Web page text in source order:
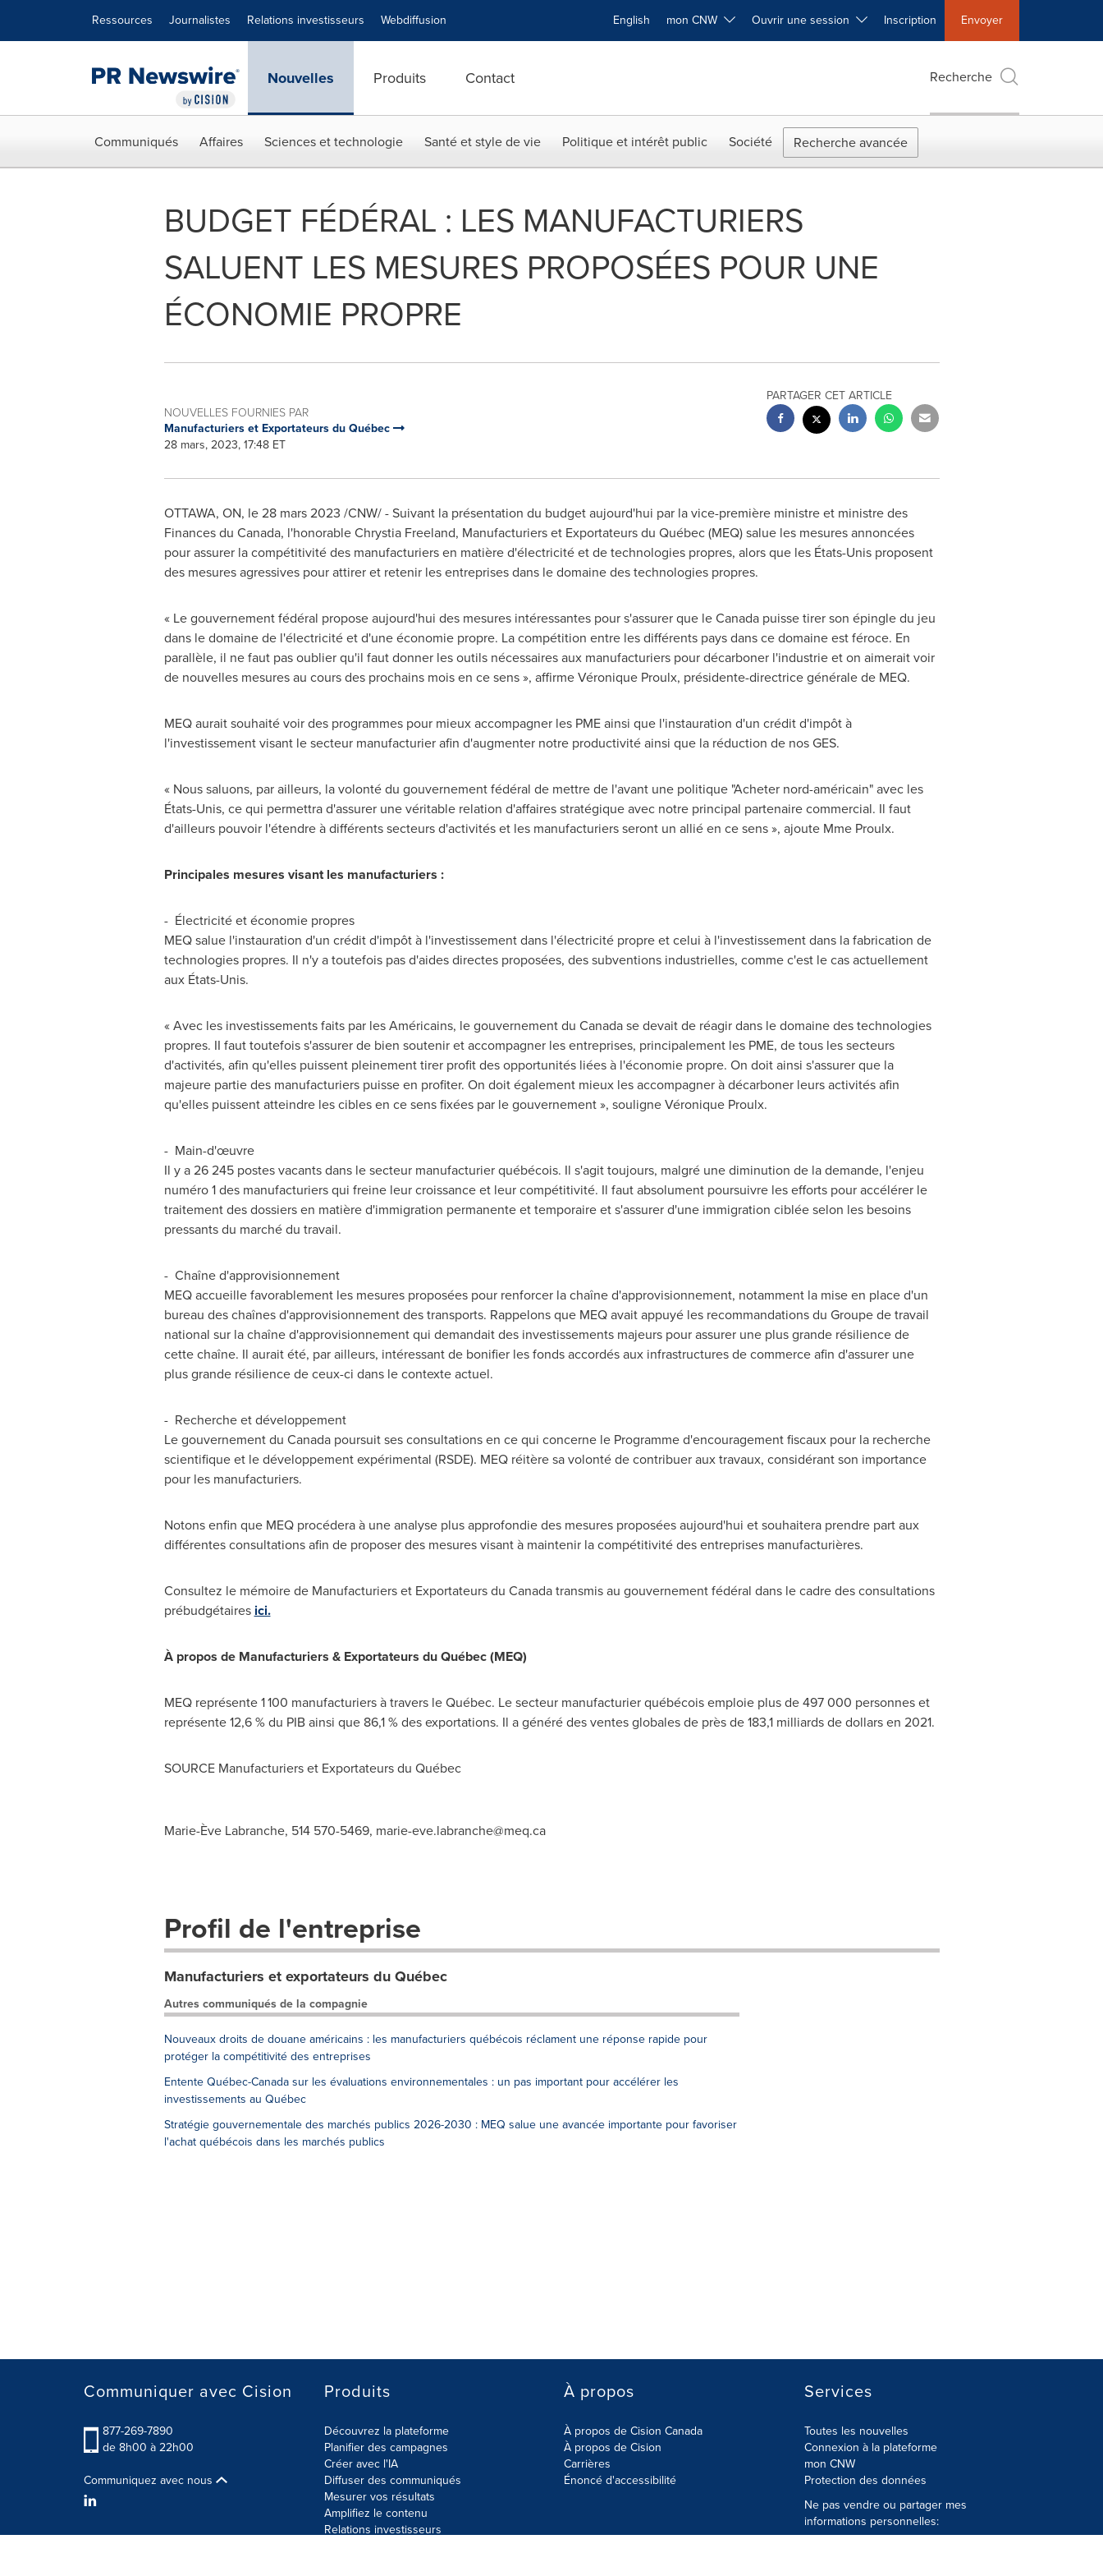
Ressources Journalistes Relations investisseurs Webdiffusion English mon CNW Ouvrir une session Inscription Envoyer
Nouvelles Produits Contact Recherche
Communiqués Affaires Sciences et technologie Santé et style de vie Politique et intérêt public Société Recherche avancée
BUDGET FÉDÉRAL : LES MANUFACTURIERS
SALUENT LES MESURES PROPOSÉES POUR UNE
ÉCONOMIE PROPRE
NOUVELLES FOURNIES PAR
Manufacturiers et Exportateurs du Québec
28 mars, 2023, 17:48 ET
PARTAGER CET ARTICLE
OTTAWA, ON, le 28 mars 2023 /CNW/ - Suivant la présentation du budget aujourd'hui par la vice-première ministre et ministre des
Finances du Canada, l'honorableChrystia Freeland, Manufacturiers et Exportateurs du Québec (MEQ) salue les mesures annoncées
pour assurer la compétitivité des manufacturiers en matière d'électricité et de technologies propres, alors que les États-Unis proposent
des mesures agressives pour attirer et retenir les entreprises dans le domaine des technologies propres.
« Le gouvernement fédéral propose aujourd'hui des mesures intéressantes pour s'assurer que leCanadapuisse tirer son épingle du jeu
dans le domaine de l'électricité et d'une économie propre. La compétition entre les différents pays dans ce domaine est féroce. En
parallèle, il ne faut pas oublier qu'il faut donner les outils nécessaires aux manufacturiers pour décarboner l'industrie et on aimerait voir
de nouvelles mesures au cours des prochains mois en ce sens », affirme Véronique Proulx, présidente-directrice générale de MEQ.
MEQ aurait souhaité voir des programmes pour mieux accompagner les PME ainsi que l'instauration d'un crédit d'impôt à
l'investissement visant le secteur manufacturier afin d'augmenter notre productivité ainsi que la réduction de nos GES.
« Nous saluons, par ailleurs, la volonté du gouvernement fédéral de mettre de l'avant une politique "Acheter nord-américain" avec les
États-Unis, ce qui permettra d'assurer une véritable relation d'affaires stratégique avec notre principal partenaire commercial. Il faut
d'ailleurs pouvoir l'étendre à différents secteurs d'activités et les manufacturiers seront un allié en ce sens », ajoute Mme Proulx.
Principales mesures visant les manufacturiers :
- Électricité et économie propres
MEQ salue l'instauration d'un crédit d'impôt à l'investissement dans l'électricité propre et celui à l'investissement dans la fabrication de
technologies propres. Il n'y a toutefois pas d'aides directes proposées, des subventions industrielles, comme c'est le cas actuellement
aux États-Unis.
« Avec les investissements faits par les Américains, le gouvernement du Canadase devait de réagir dans le domaine des technologies
propres. II faut toutefois s'assurer de bien soutenir et accompagner les entreprises, principalement les PME, de tous les secteurs
d'activités, afin qu'elles puissent pleinement tirer profit des opportunités liées à l'économie propre. On doit ainsi s'assurer que la
majeure partie des manufacturiers puisse en profiter. On doit également mieux les accompagner à décarboner leurs activités afin
qu'elles puissent atteindre les cibles en ce sens fixées par le gouvernement », souligne Véronique Proulx.
- Main-d'œuvre
Il y a 26 245 postes vacants dans le secteur manufacturier québécois. Il s'agit toujours, malgré une diminution de la demande, l'enjeu
numéro 1 des manufacturiers qui freine leur croissance et leur compétitivité. Il faut absolument poursuivre les efforts pour accélérer le
traitement des dossiers en matière d'immigration permanente et temporaire et s'assurer d'une immigration ciblée selon les besoins
pressants du marché du travail.
- Chaîne d'approvisionnement
MEQ accueille favorablement les mesures proposées pour renforcer la chaîne d'approvisionnement, notamment la mise en place d'un
bureau des chaînes d'approvisionnement des transports. Rappelons que MEQ avait appuyé les recommandations du Groupe de travail
national sur la chaîne d'approvisionnement qui demandait des investissements majeurs pour assurer une plus grande résilience de
cette chaîne. Il aurait été, par ailleurs, intéressant de bonifier les fonds accordés aux infrastructures de commerce afin d'assurer une
plus grande résilience de ceux-ci dans le contexte actuel.
- Recherche et développement
Le gouvernement du Canadapoursuit ses consultations en ce qui concerne le Programme d'encouragement fiscaux pour la recherche
scientifique et le développement expérimental (RSDE). MEQ réitère sa volonté de contribuer aux travaux, considérant son importance
pour les manufacturiers.
Notons enfin que MEQ procédera à une analyse plus approfondie des mesures proposées aujourd'hui et souhaitera prendre part aux
différentes consultations afin de proposer des mesures visant à maintenir la compétitivité des entreprises manufacturières.
Consultez le mémoire de Manufacturiers et Exportateurs du Canadatransmis au gouvernement fédéral dans le cadre des consultations
prébudgétaires ici.
À propos de Manufacturiers & Exportateurs du Québec (MEQ)
MEQ représente 1 100 manufacturiers à travers le Québec. Le secteur manufacturier québécois emploie plus de 497 000 personnes et
représente 12,6 % du PIB ainsi que 86,1 % des exportations. Il a généré des ventes globales de près de 183,1 milliards de dollars en 2021.
SOURCE Manufacturiers et Exportateurs du Québec
Marie-Ève Labranche, 514 570-5469, marie-eve.labranche@meq.ca
Profil de l'entreprise
Manufacturiers et exportateurs du Québec
Autres communiqués de la compagnie
Nouveaux droits de douane américains : les manufacturiers québécois réclament une réponse rapide pour
protéger la compétitivité des entreprises
Entente Québec-Canada sur les évaluations environnementales : un pas important pour accélérer les
investissements au Québec
Stratégie gouvernementale des marchés publics 2026-2030 : MEQ salue une avancée importante pour favoriser
l'achat québécois dans les marchés publics
Communiquer avec Cision
877-269-7890
de 8h00 à 22h00
Communiquez avec nous
Produits
Découvrez la plateforme
Planifier des campagnes
Créer avec l'IA
Diffuser des communiqués
Mesurer vos résultats
Amplifiez le contenu
Relations investisseurs
À propos
À propos de Cision Canada
À propos de Cision
Carrières
Énoncé d'accessibilité
Services
Toutes les nouvelles
Connexion à la plateforme
mon CNW
Protection des données
Ne pas vendre ou partager mes
informations personnelles: